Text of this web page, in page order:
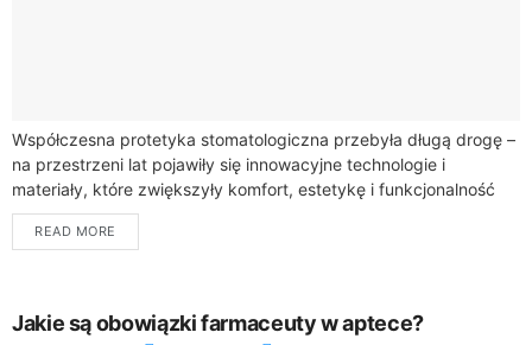
Współczesna protetyka stomatologiczna przebyła długą drogę –
na przestrzeni lat pojawiły się innowacyjne technologie i
materiały, które zwiększyły komfort, estetykę i funkcjonalność
protez zębowych. Pacjenci mogą obecnie korzystać z
rozwiązań,...
READ MORE
Jakie są obowiązki farmaceuty w aptece?